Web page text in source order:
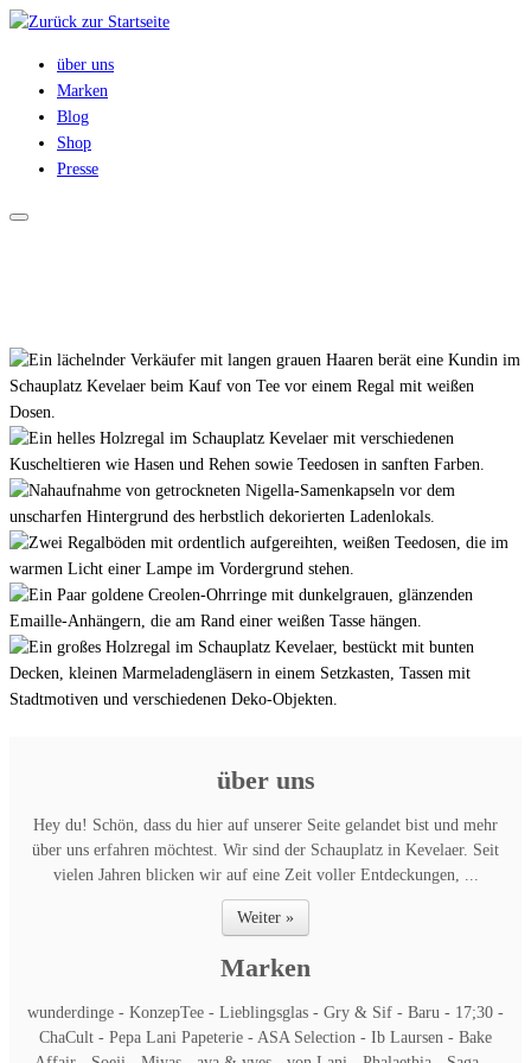
Zum
springenüber uns
Marken
Blog
Shop
Presse
über uns
Hey du! Schön, dass du hier auf unserer Seite gelandet bist und mehr
über uns erfahren möchtest. Wir sind der Schauplatz in Kevelaer. Seit
vielen Jahren blicken wir auf eine Zeit voller Entdeckungen, ...
Weiter »
Marken
wunderdinge - KonzepTee - Lieblingsglas - Gry & Sif - Baru - 17;30 -
ChaCult - Pepa Lani Papeterie - ASA Selection - Ib Laursen - Bake